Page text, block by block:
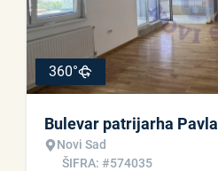
360°
Bulevar patrijarha Pavla
Novi Sad
ŠIFRA: #574035